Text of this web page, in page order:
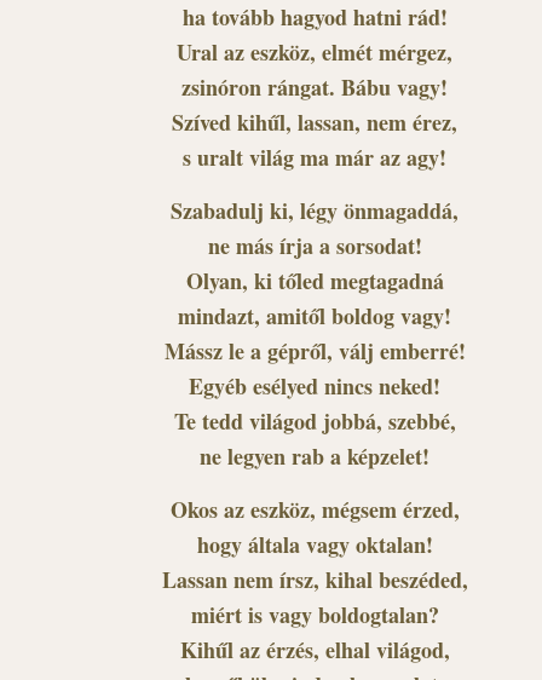
ha tovább hagyod hatni rád!
Ural az eszköz, elmét mérgez,
zsinóron rángat. Bábu vagy!
Szíved kihűl, lassan, nem érez,
s uralt világ ma már az agy!
Szabadulj ki, légy önmagaddá,
ne más írja a sorsodat!
Olyan, ki tőled megtagadná
mindazt, amitől boldog vagy!
Mássz le a gépről, válj emberré!
Egyéb esélyed nincs neked!
Te tedd világod jobbá, szebbé,
ne legyen rab a képzelet!
Okos az eszköz, mégsem érzed,
hogy általa vagy oktalan!
Lassan nem írsz, kihal beszéded,
miért is vagy boldogtalan?
Kihűl az érzés, elhal világod,